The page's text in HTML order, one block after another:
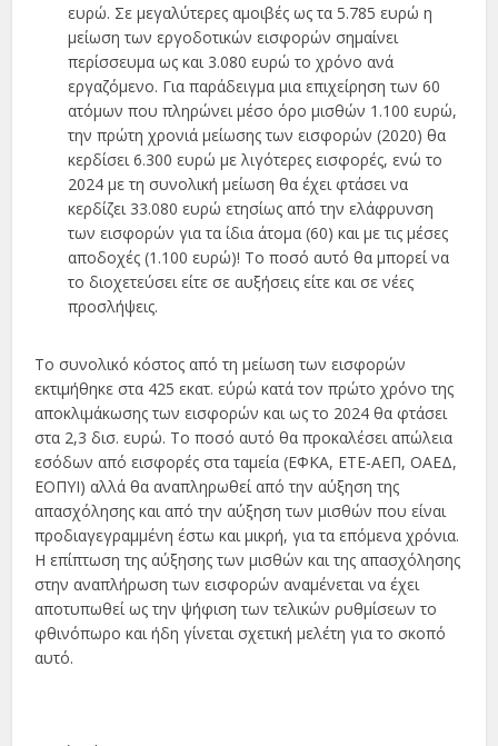
ευρώ. Σε μεγαλύτερες αμοιβές ως τα 5.785 ευρώ η
μείωση των εργοδοτικών εισφορών σημαίνει
περίσσευμα ως και 3.080 ευρώ το χρόνο ανά
εργαζόμενο. Για παράδειγμα μια επιχείρηση των 60
ατόμων που πληρώνει μέσο όρο μισθών 1.100 ευρώ,
την πρώτη χρονιά μείωσης των εισφορών (2020) θα
κερδίσει 6.300 ευρώ με λιγότερες εισφορές, ενώ το
2024 με τη συνολική μείωση θα έχει φτάσει να
κερδίζει 33.080 ευρώ ετησίως από την ελάφρυνση
των εισφορών για τα ίδια άτομα (60) και με τις μέσες
αποδοχές (1.100 ευρώ)! Το ποσό αυτό θα μπορεί να
το διοχετεύσει είτε σε αυξήσεις είτε και σε νέες
προσλήψεις.
Το συνολικό κόστος από τη μείωση των εισφορών
εκτιμήθηκε στα 425 εκατ. εύρώ κατά τον πρώτο χρόνο της
αποκλιμάκωσης των εισφορών και ως το 2024 θα φτάσει
στα 2,3 δισ. ευρώ. Το ποσό αυτό θα προκαλέσει απώλεια
εσόδων από εισφορές στα ταμεία (ΕΦΚΑ, ΕΤΕ-ΑΕΠ, ΟΑΕΔ,
ΕΟΠΥΙ) αλλά θα αναπληρωθεί από την αύξηση της
απασχόλησης και από την αύξηση των μισθών που είναι
προδιαγεγραμμένη έστω και μικρή, για τα επόμενα χρόνια.
Η επίπτωση της αύξησης των μισθών και της απασχόλησης
στην αναπλήρωση των εισφορών αναμένεται να έχει
αποτυπωθεί ως την ψήφιση των τελικών ρυθμίσεων το
φθινόπωρο και ήδη γίνεται σχετική μελέτη για το σκοπό
αυτό.